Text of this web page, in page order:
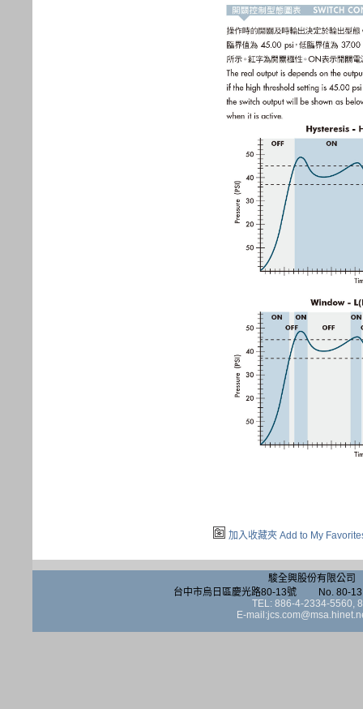
加入收藏夾 Add to My
駿全興股份有限公司
台中市烏日區慶光路80-13號 No. 80-13,
TEL: 886-4-2334-5560,
E-